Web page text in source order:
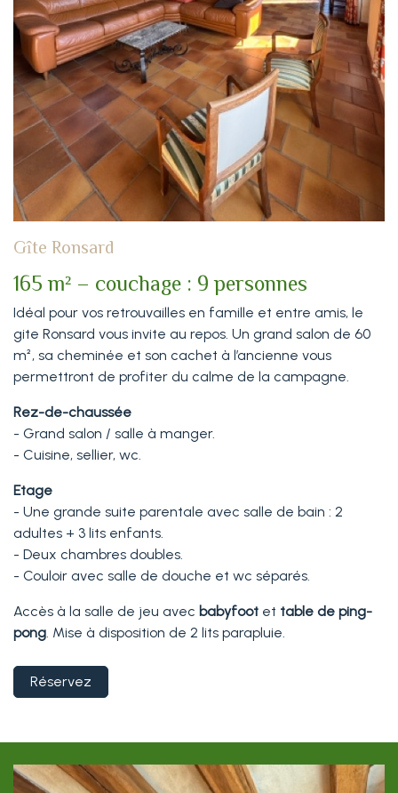
Gîte Ronsard
165 m² – couchage : 9 personnes
Idéal pour vos retrouvailles en famille et entre amis, le
gite Ronsard vous invite au repos. Un grand salon de 60
m², sa cheminée et son cachet à l’ancienne vous
permettront de profiter du calme de la campagne.
Rez-de-chaussée
- Grand salon / salle à manger.
- Cuisine, sellier, wc.
Etage
- Une grande suite parentale avec salle de bain : 2
adultes + 3 lits enfants.
- Deux chambres doubles.
- Couloir avec salle de douche et wc séparés.
Accès à la salle de jeu avec babyfoot et table de ping-
pong. Mise à disposition de 2 lits parapluie.
Réservez